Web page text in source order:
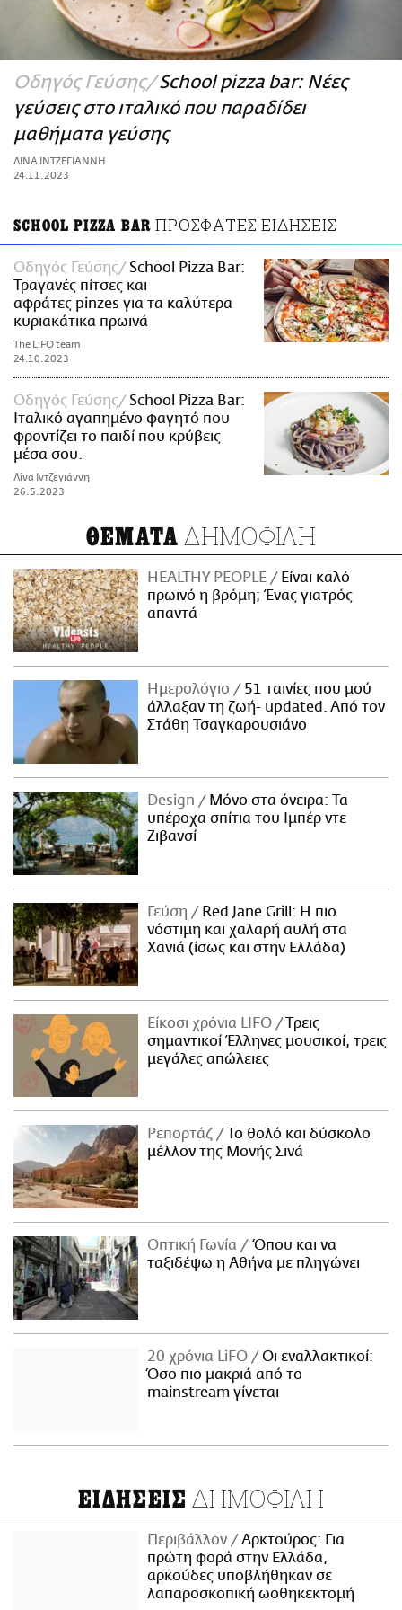
Οδηγός Γεύσης School pizza bar: Νέες
γεύσεις στο ιταλικό που παραδίδει
μαθήματα γεύσης
ΛΙΝΑ ΙΝΤΖΕΓΙΑΝΝΗ
24.11.2023
SCHOOL PIZZA BAR ΠΡΟΣΦΑΤΕΣ ΕΙΔΗΣΕΙΣ
Οδηγός Γεύσης
School Pizza Bar:
Τραγανές πίτσες και
αφράτες pinzes για τα καλύτερα
κυριακάτικα πρωινά
The LiFO team
24.10.2023
Οδηγός Γεύσης
School Pizza Bar:
Ιταλικό αγαπημένο φαγητό που
φροντίζει το παιδί που κρύβεις
μέσα σου.
Λίνα Ιντζεγιάννη
26.5.2023
ΘΕΜΑΤΑ ΔΗΜΟΦΙΛΗ
HEALTHY PEOPLE
Είναι καλό
πρωινό η βρόμη; Ένας γιατρός
απαντά
Ημερολόγιο
51 ταινίες που μού
άλλαξαν τη ζωή- updated. Aπό τον
Στάθη Τσαγκαρουσιάνο
Design
Μόνο στα όνειρα: Τα
υπέροχα σπίτια του Ιμπέρ ντε
Ζιβανσί
Γεύση
Red Jane Grill: Η πιο
νόστιμη και χαλαρή αυλή στα
Χανιά (ίσως και στην Ελλάδα)
Είκοσι χρόνια LIFO
Tρεις
σημαντικοί Έλληνες μουσικοί, τρεις
μεγάλες απώλειες
Ρεπορτάζ
Το θολό και δύσκολο
μέλλον της Μονής Σινά
Οπτική Γωνία
Όπου και να
ταξιδέψω η Αθήνα με πληγώνει
20 χρόνια LiFO
Οι εναλλακτικοί:
Όσο πιο μακριά από το
mainstream γίνεται
ΕΙΔΗΣΕΙΣ ΔΗΜΟΦΙΛΗ
Περιβάλλον
Αρκτούρος: Για
πρώτη φορά στην Ελλάδα,
αρκούδες υποβλήθηκαν σε
λαπαροσκοπική ωοθηκεκτομή